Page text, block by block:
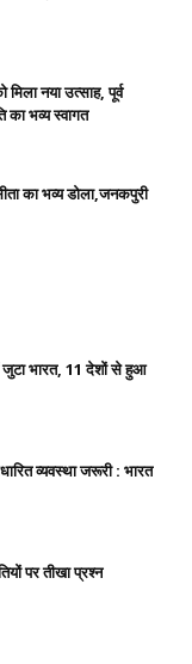
नया उत्साह, पूर्व
भव्य स्वागत
का भव्य डोला,जनकपुरी
भारत, 11 देशों से हुआ
व्यवस्था जरूरी : भारत
पर तीखा प्रश्न